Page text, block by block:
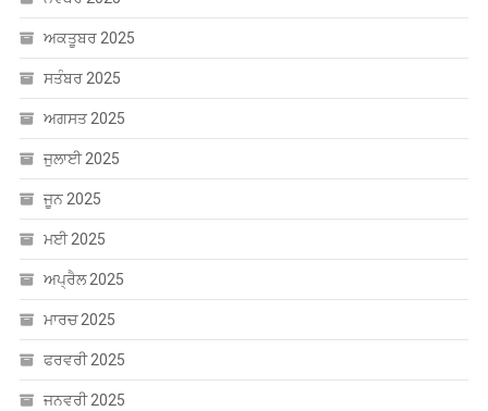
ਅਕਤੂਬਰ 2025
ਸਤੰਬਰ 2025
ਅਗਸਤ 2025
ਜੁਲਾਈ 2025
ਜੂਨ 2025
ਮਈ 2025
ਅਪ੍ਰੈਲ 2025
ਮਾਰਚ 2025
ਫਰਵਰੀ 2025
ਜਨਵਰੀ 2025